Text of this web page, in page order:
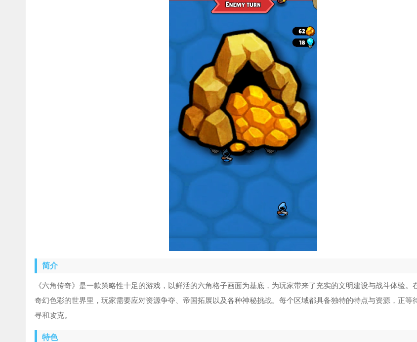
简介
《六角传奇》是一款策略性十足的游戏，以鲜活的六角格子画面为基底，为玩家带来了充实的文明建设与战斗体验。
奇幻色彩的世界里，玩家需要应对资源争夺、帝国拓展以及各种神秘挑战。每个区域都具备独特的特点与资源，正等
寻和攻克。
特色